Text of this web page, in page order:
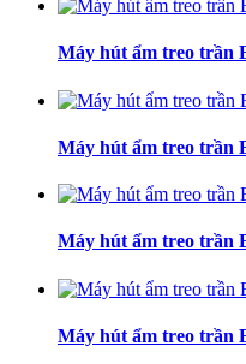
Máy hút ẩm treo trần
Máy hút ẩm treo trần
Máy hút ẩm treo trần
Máy hút ẩm treo trần